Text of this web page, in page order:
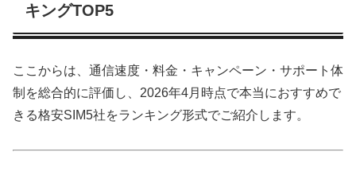
キングTOP5
ここからは、通信速度・料金・キャンペーン・サポート体
制を総合的に評価し、2026年4月時点で本当におすすめで
きる格安SIM5社をランキング形式でご紹介します。